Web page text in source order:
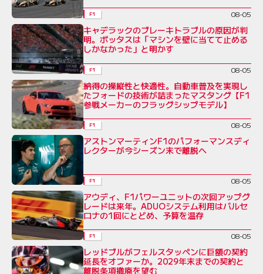
F1 08-05
キャデラックのブレーキトラブルの原因が判
明。ボッタスは「マシンを壁に当てて止める
しかなかった」と明かす
F1 08-05
納得の操縦性と快適性。自動車普及を実現し
たフォードの技術が詰まったマスタング【F1
参戦メーカーのフラッグシップモデル】
F1 08-05
アストンマーティンF1のパフォーマンスディ
レクターが今シーズン末で離脱へ
F1 08-05
アウディ、F1パワーユニットの次回アップグ
レードは来年。ADUOシステム利用はバルセ
ロナの1回にとどめ、予算を温存
F1 08-05
レッドブルがフェルスタッペンに巨額の契約
延長をオファーか。2029年末までの契約と
離脱条項撤廃を望む